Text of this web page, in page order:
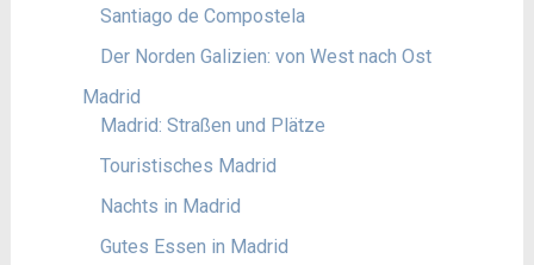
Santiago de Compostela
Der Norden Galizien: von West nach Ost
Madrid
Madrid: Straßen und Plätze
Touristisches Madrid
Nachts in Madrid
Gutes Essen in Madrid